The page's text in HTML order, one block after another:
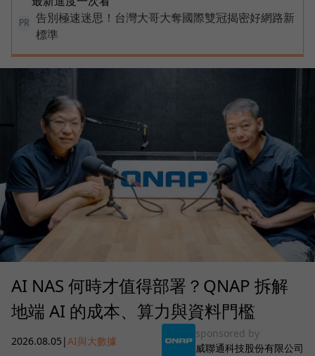
PR
告別極速迷思！台灣大哥大奪國際雙冠揭密好網路新
標準
AI NAS 何時才值得部署？QNAP 拆解
地端 AI 的成本、算力與資料門檻
2026.08.05 |AI與大數據
sponsored by
威聯通科技股份有限公司